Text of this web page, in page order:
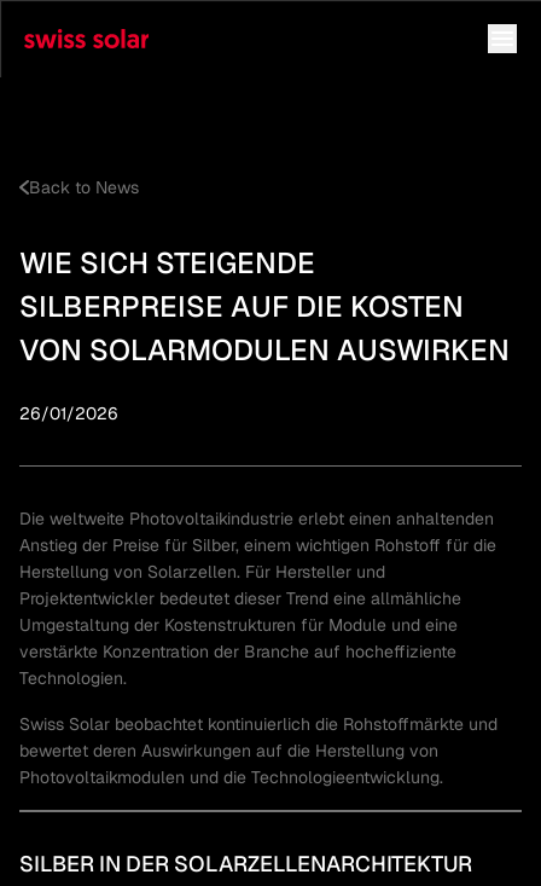
Back to News
WIE SICH STEIGENDE
SILBERPREISE AUF DIE KOSTEN
VON SOLARMODULEN AUSWIRKEN
26/01/2026
Die weltweite Photovoltaikindustrie erlebt einen anhaltenden
Anstieg der Preise für Silber, einem wichtigen Rohstoff für die
Herstellung von Solarzellen. Für Hersteller und
Projektentwickler bedeutet dieser Trend eine allmähliche
Umgestaltung der Kostenstrukturen für Module und eine
verstärkte Konzentration der Branche auf hocheffiziente
Technologien.
Swiss Solar beobachtet kontinuierlich die Rohstoffmärkte und
bewertet deren Auswirkungen auf die Herstellung von
Photovoltaikmodulen und die Technologieentwicklung.
SILBER IN DER SOLARZELLENARCHITEKTUR